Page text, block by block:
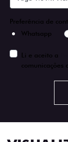
Preferência de
Whatsapp
Li e aceito a
comunicações